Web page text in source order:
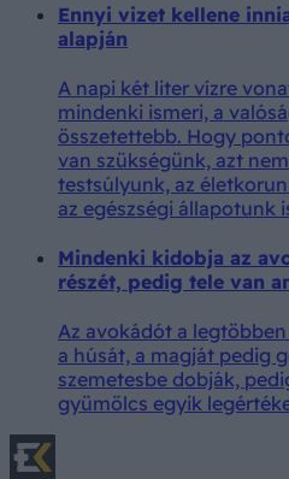
Ennyi vizet kellene
alapján
A napi két liter vízre
mindenki ismeri, a
összetettebb. Hogy
van szükségünk, azt
testsúlyunk, az
az egészségi állapotunk
Mindenki kidobja az
részét, pedig tele van
Az avokádót a
a húsát, a magját pedig
szemetesbe dobják,
gyümölcs egyik